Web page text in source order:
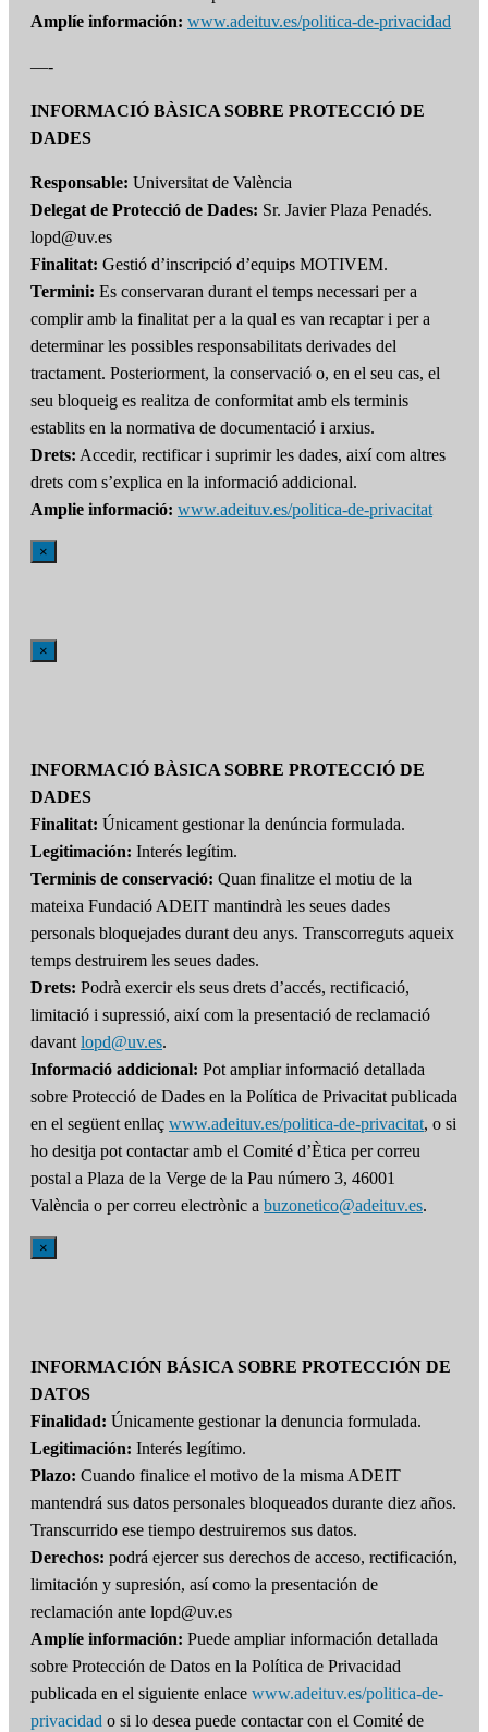
Amplíe información: www.adeituv.es/politica-de-privacidad
—-
INFORMACIÓ BÀSICA SOBRE PROTECCIÓ DE
DADES
Responsable: Universitat de València
Delegat de Protecció de Dades: Sr. Javier Plaza Penadés.
lopd@uv.es
Finalitat: Gestió d’inscripció d’equips MOTIVEM.
Termini: Es conservaran durant el temps necessari per a
complir amb la finalitat per a la qual es van recaptar i per a
determinar les possibles responsabilitats derivades del
tractament. Posteriorment, la conservació o, en el seu cas, el
seu bloqueig es realitza de conformitat amb els terminis
establits en la normativa de documentació i arxius.
Drets: Accedir, rectificar i suprimir les dades, així com altres
drets com s’explica en la informació addicional.
Amplie informació: www.adeituv.es/politica-de-privacitat
×
×
INFORMACIÓ BÀSICA SOBRE PROTECCIÓ DE
DADES
Finalitat: Únicament gestionar la denúncia formulada.
Legitimación: Interés legítim.
Terminis de conservació: Quan finalitze el motiu de la
mateixa Fundació ADEIT mantindrà les seues dades
personals bloquejades durant deu anys. Transcorreguts aqueix
temps destruirem les seues dades.
Drets: Podrà exercir els seus drets d’accés, rectificació,
limitació i supressió, així com la presentació de reclamació
davant lopd@uv.es.
Informació addicional: Pot ampliar informació detallada
sobre Protecció de Dades en la Política de Privacitat publicada
en el següent enllaç www.adeituv.es/politica-de-privacitat, o si
ho desitja pot contactar amb el Comité d’Ètica per correu
postal a Plaza de la Verge de la Pau número 3, 46001
València o per correu electrònic a buzonetico@adeituv.es.
×
INFORMACIÓN BÁSICA SOBRE PROTECCIÓN DE
DATOS
Finalidad: Únicamente gestionar la denuncia formulada.
Legitimación: Interés legítimo.
Plazo: Cuando finalice el motivo de la misma ADEIT
mantendrá sus datos personales bloqueados durante diez años.
Transcurrido ese tiempo destruiremos sus datos.
Derechos: podrá ejercer sus derechos de acceso, rectificación,
limitación y supresión, así como la presentación de
reclamación ante lopd@uv.es
Amplíe información: Puede ampliar información detallada
sobre Protección de Datos en la Política de Privacidad
publicada en el siguiente enlace www.adeituv.es/politica-de-
privacidad o si lo desea puede contactar con el Comité de